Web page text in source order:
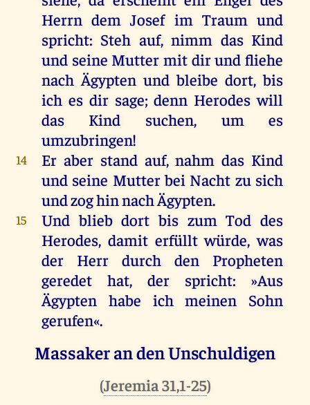
Herrn dem Josef im Traum und
spricht: Steh auf,nimm das Kind
und seine Mutter mit dirund fliehe
nach Ägypten und bleibe dort,bis
ich es dir sage;denn Herodes will
das
Kind suchen, um
es
umzubringen!
14 Er aber stand auf,nahm das Kind
und seine Mutter bei Nacht zu sich
undzoghinnachÄgypten.
15 Und blieb dort bis zum Tod des
Herodes, damit erfüllt würde,was
der
Herr durch den
Propheten
geredet
hat, der spricht: »Aus
Ägypten habe ich meinen
Sohn
gerufen«.
Massaker an den Unschuldigen
(Jeremia 31,1-25)